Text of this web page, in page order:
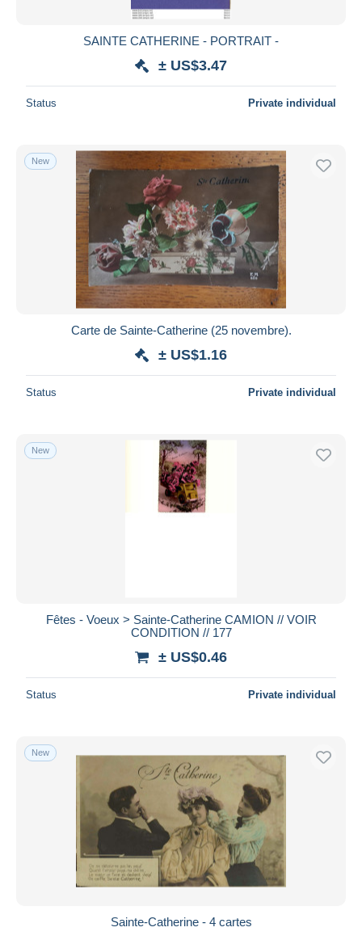
SAINTE CATHERINE - PORTRAIT -
± US$3.47
Status Private individual
New
Carte de Sainte-Catherine (25 novembre).
± US$1.16
Status Private individual
New
Fêtes - Voeux > Sainte-Catherine CAMION // VOIR
CONDITION // 177
± US$0.46
Status Private individual
New
Sainte-Catherine - 4 cartes